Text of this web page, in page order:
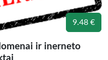
9.48 €
ir inerneto